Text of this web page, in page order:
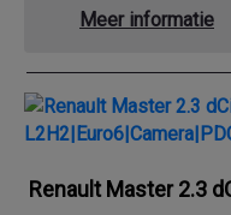
Meer informatie
Renault Master 2.3